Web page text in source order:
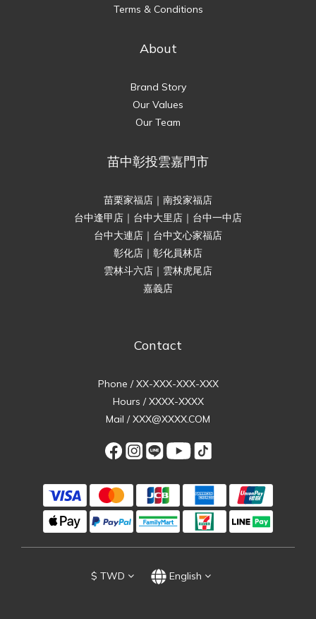
Terms & Conditions
About
Brand Story
Our Values
Our Team
苗中彰投雲嘉門市
苗栗家福店｜南投家福店
台中逢甲店｜台中大里店｜台中一中店
台中大連店｜台中文心家福店
彰化店｜彰化員林店
雲林斗六店｜雲林虎尾店
嘉義店
Contact
Phone / XX-XXX-XXX-XXX
Hours / XXXX-XXXX
Mail / XXX@XXXX.COM
$ TWD English